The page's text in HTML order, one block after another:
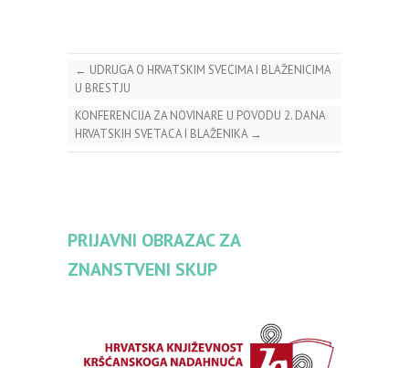
← UDRUGA O HRVATSKIM SVECIMA I BLAŽENICIMA
U BRESTJU
KONFERENCIJA ZA NOVINARE U POVODU 2. DANA
HRVATSKIH SVETACA I BLAŽENIKA →
PRIJAVNI OBRAZAC ZA
ZNANSTVENI SKUP